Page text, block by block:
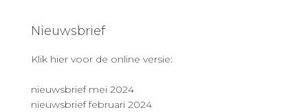
Nieuwsbrief
Klik hier voor de online versie:
nieuwsbrief mei 2024
nieuwsbrief februari 2024